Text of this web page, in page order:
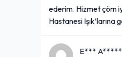
ederim. Hizmet çöm
Hastanesi
E***